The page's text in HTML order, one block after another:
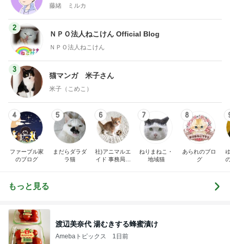
藤緒 ミルカ
2
ＮＰＯ法人ねこけん Official Blog
ＮＰＯ法人ねこけん
3
猫マンガ 米子さん
米子（こめこ）
4
ファーブル家
のブログ
5
まだらダラダ
ラ猫
6
社)アニマルエ
イド 事務局＆
7
ねりまねこ・
地域猫
8
あられのブロ
グ
もっと見る
渡辺美奈代 湯むきする蜂蜜漬け
Amebaトピックス 1日前